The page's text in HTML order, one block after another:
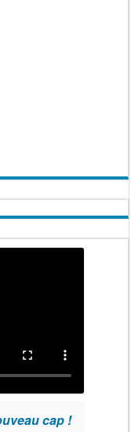
cap !